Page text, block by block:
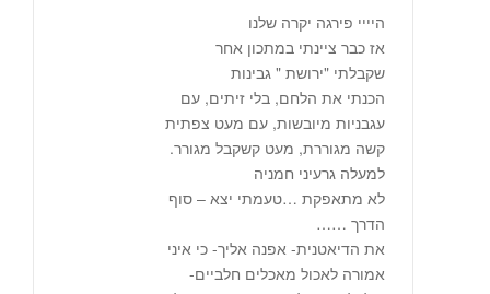
היייי פירגה יקרה שלנו
אז כבר ציינתי במתכון אחר
שקבלתי "ירושת " גבינות
הכנתי את הלחם, בלי זיתים, עם
עגבניות מיובשות, עם מעט צפתית
קשה מגוררת, מעט קשקבל מגורר.
למעלה גרעיני חמניה
לא מתאפקת …טעמתי יצא – סוף
הדרך ……
את הדיאטנית- אפנה אליך- כי איני
אמורה לאכול מאכלים חלביים-